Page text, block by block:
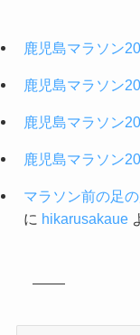
鹿児島マラソン
鹿児島マラソン
鹿児島マラソン
鹿児島マラソン
マラソン前の足
に hikarusakaue